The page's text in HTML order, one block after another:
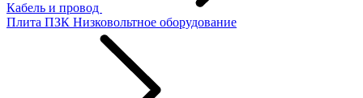
Кабель и провод
Плита ПЗК Низковольтное оборудование